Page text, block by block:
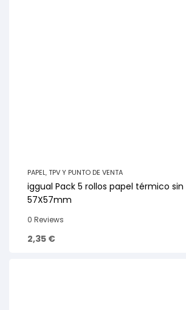
PAPEL,TPV Y PUNTO DE VENTA
iggual Pack 5 rollos papel térmico sin
57X57mm
0 Reviews
2,35 €